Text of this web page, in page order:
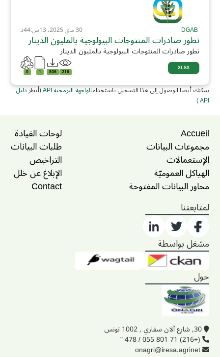
DGAB 30 ماي 2025، 13س:44د
تطور صادرات المنتوجات البيولوجية بالمليون الدينار
تطور صادرات المنتوجات البيولوجية بالمليون الدينار
XLSX
216
806
1
0
يمكنك أيضا الوصول إلى هذا التسجيل باستخدامالواجهة البرمجية API (أنظردليل
API
)
Accueil
مجموعات البيانات
الإستعمالات
الهياكل العموميّة
محاور البيانات المفتوحة
لوحات القيادة
طلبات البيانات
التراخيص
الإبلاغ عن خلل
Contact
لمتابعتنا
مشغل بواسطة
حول
30, شارع آلان سفاري , 1002 تونس
(+216) 71 801 055 / 478 "
onagri@iresa.agrinet